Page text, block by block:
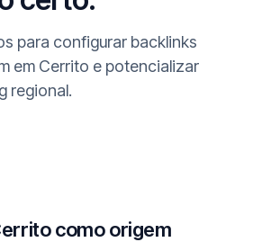
para configurar backlinks
em Cerrito e potencializar
regional.
como origem